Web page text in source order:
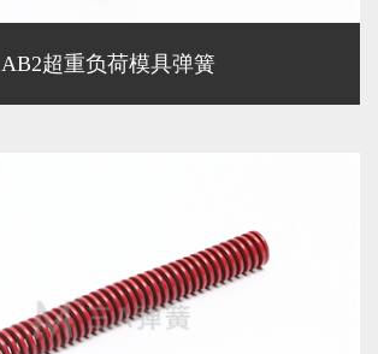
AB2超重负荷模具弹簧